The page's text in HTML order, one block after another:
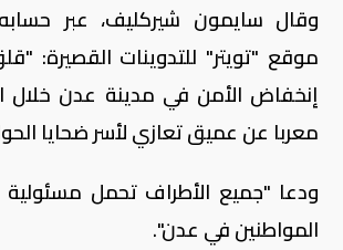
وقال سايمون شيركليف، عبر
موقع "تويتر" للتدوينات القصيرة:
إنخفاض الأمن في مدينة عدن خلال
معربا عن عميق تعازي لأسر ضحايا
ودعا "جميع الأطراف تحمل مسئولية
المواطنين في عدن".